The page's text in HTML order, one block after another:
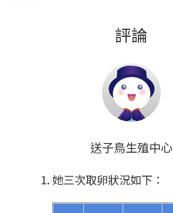
評論
送子鳥生殖中心
她三次取卵狀況如下：